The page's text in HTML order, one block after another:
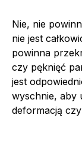
Nie, nie
nie jest
powinna
czy pęknięć
jest
wyschnie, aby
deformacją